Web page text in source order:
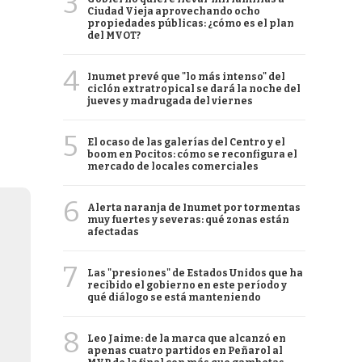
Ciudad Vieja aprovechando ocho
propiedades públicas: ¿cómo es el plan
del MVOT?
4
Inumet prevé que "lo más intenso" del
ciclón extratropical se dará la noche del
jueves y madrugada del viernes
5
El ocaso de las galerías del Centro y el
boom en Pocitos: cómo se reconfigura el
mercado de locales comerciales
6
Alerta naranja de Inumet por tormentas
muy fuertes y severas: qué zonas están
afectadas
7
Las "presiones" de Estados Unidos que ha
recibido el gobierno en este período y
qué diálogo se está manteniendo
8
Leo Jaime: de la marca que alcanzó en
apenas cuatro partidos en Peñarol al